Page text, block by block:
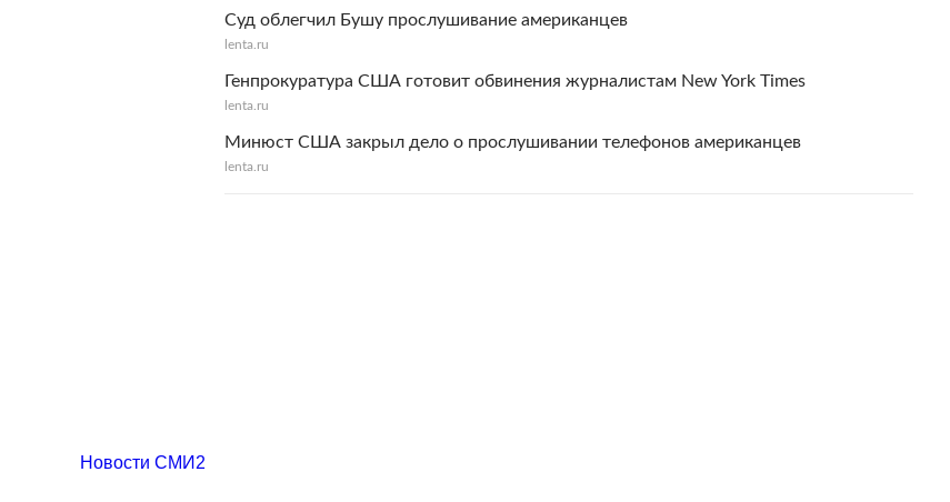
Суд облегчил Бушу прослушивание американцев
lenta.ru
Генпрокуратура США готовит обвинения журналистам New York Times
lenta.ru
Минюст США закрыл дело о прослушивании телефонов американцев
lenta.ru
Новости СМИ2